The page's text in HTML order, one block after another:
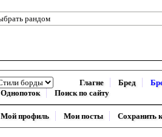
Глагне Бред
Однопоток
Поиск по сайту
Мой профиль Мои посты Сохранить